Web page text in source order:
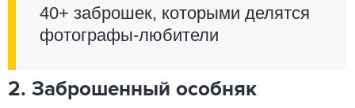
40+ заброшек, которыми делятся
фотографы-любители
2. Заброшенный особняк